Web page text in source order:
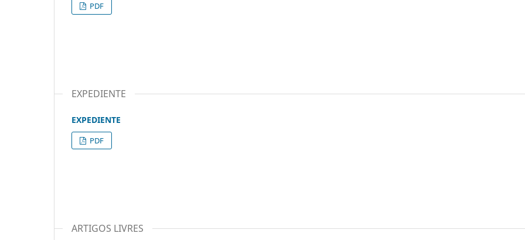
PDF
EXPEDIENTE
EXPEDIENTE
PDF
ARTIGOS LIVRES